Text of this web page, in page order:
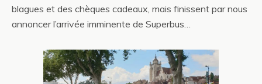
blagues et des chèques cadeaux, mais finissent par nous
annoncer l’arrivée imminente de Superbus…